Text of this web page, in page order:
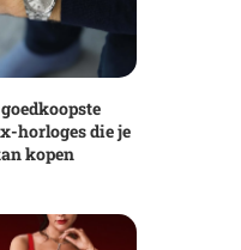
goedkoopste
horloges die je
kopen